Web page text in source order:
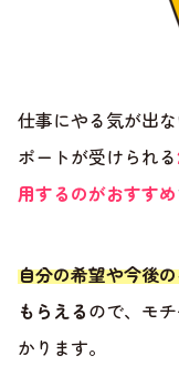
仕事にやる気が出
ポートが受けられる
用するのがおすすめ
自分の希望や今後
もらえるので、モ
かります。